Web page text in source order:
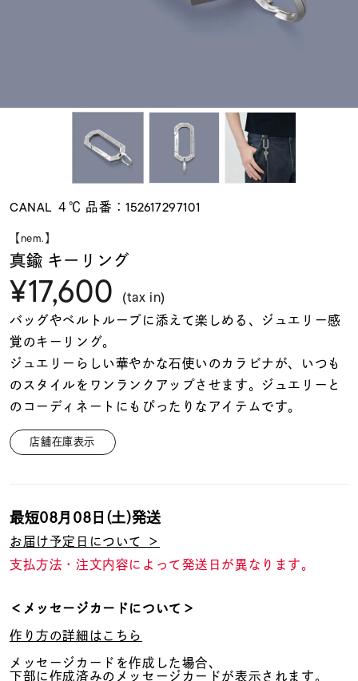
ト
着用シーン
コレクション
レディース
メンズ
リングサイズ
価格 ¥0
在庫 在庫ありのみ すべて表示
CANAL ４℃ 品番：152617297101
【nem.】
真鍮 キーリング
¥17,600 (tax in)
バッグやベルトループに添えて楽しめる、ジュエリー感
覚のキーリング。
ジュエリーらしい華やかな石使いのカラビナが、いつも
のスタイルをワンランクアップさせます。ジュエリーと
のコーディネートにもぴったりなアイテムです。
店舗在庫表示
最短08月08日(土)発送
お届け予定日について ＞
支払方法・注文内容によって発送日が異なります。
＜メッセージカードについて＞
作り方の詳細はこちら
メッセージカードを作成した場合、
下部に作成済みのメッセージカードが表示されます。